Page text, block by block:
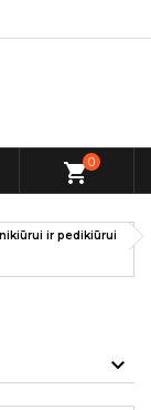
shopping_cart0
ir pedikiūrui